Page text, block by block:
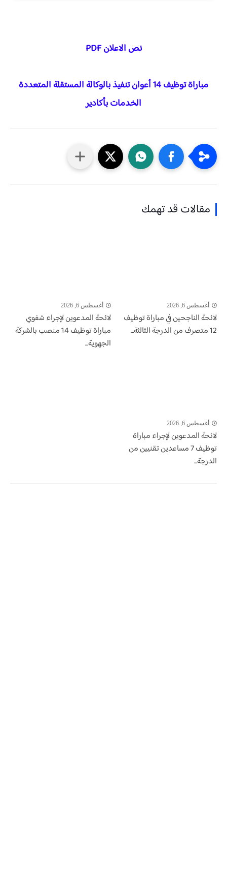
نص الاعلان PDF
مباراة توظيف 14 أعوان تنفيذ بالوكالة المستقلة المتعددة
الخدمات بأكادير
مقالات قد تهمك
أغسطس 6, 2026
لائحة الناجحين في مباراة توظيف
12 متصرف من الدرجة الثالثة...
أغسطس 6, 2026
لائحة المدعوين لإجراء شفوي
مباراة توظيف 14 منصب بالشركة
الجهوية...
أغسطس 6, 2026
لائحة المدعوين لإجراء مباراة
توظيف 7 مساعدين تقنيين من
الدرجة...